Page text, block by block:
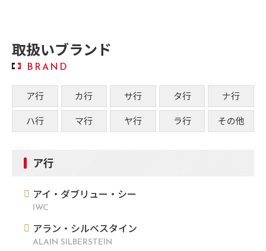
取扱いブランド
BRAND
ア行 カ行 サ行 タ行 ナ行
ハ行 マ行 ヤ行 ラ行 その他
ア行
アイ・ダブリュー・シー
IWC
アラン・シルベスタイン
ALAIN SILBERSTEIN